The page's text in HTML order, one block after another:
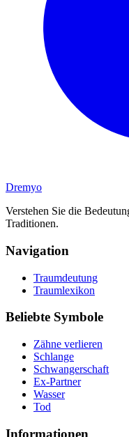
Dremyo
Verstehen Sie die
Traditionen.
Navigation
Traumdeutung
Traumlexikon
Beliebte Symbole
Zähne verlieren
Schlange
Schwangerschaft
Ex-Partner
Wasser
Tod
Informationen